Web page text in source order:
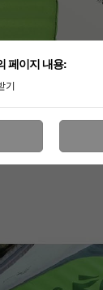
페이지 내용:
기